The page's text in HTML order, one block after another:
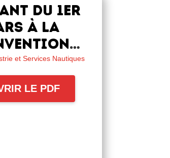
du 1er
à la
de
et des
et Services Nautiques
LE PDF